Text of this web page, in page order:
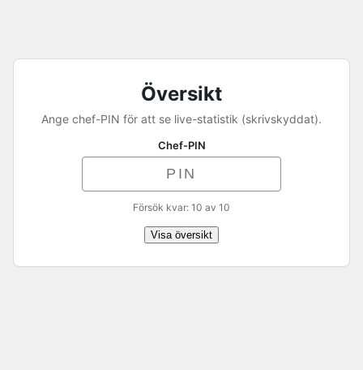
Översikt
Ange chef-PIN för att se live-statistik (skrivskyddat).
Chef-PIN
Försök kvar: 10 av 10
Visa översikt